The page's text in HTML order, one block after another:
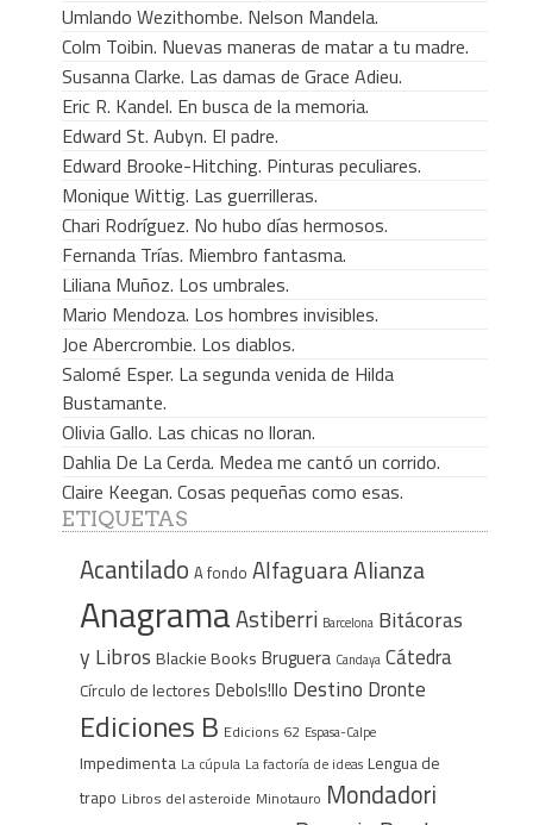
Umlando Wezithombe. Nelson Mandela.
Colm Toibin. Nuevas maneras de matar a tu madre.
Susanna Clarke. Las damas de Grace Adieu.
Eric R. Kandel. En busca de la memoria.
Edward St. Aubyn. El padre.
Edward Brooke-Hitching. Pinturas peculiares.
Monique Wittig. Las guerrilleras.
Chari Rodríguez. No hubo días hermosos.
Fernanda Trías. Miembro fantasma.
Liliana Muñoz. Los umbrales.
Mario Mendoza. Los hombres invisibles.
Joe Abercrombie. Los diablos.
Salomé Esper. La segunda venida de Hilda
Bustamante.
Olivia Gallo. Las chicas no lloran.
Dahlia De La Cerda. Medea me cantó un corrido.
Claire Keegan. Cosas pequeñas como esas.
ETIQUETAS
Acantilado A fondo AlfaguaraAlianza
AnagramaAstiberri Barcelona Bitácoras
y Libros Blackie Books Bruguera Candaya Cátedra
Círculo de lectores Debols!llo Destino Dronte
Ediciones B Edicions 62 Espasa-Calpe
Impedimenta La cúpula La factoría de ideas Lengua de
trapo Libros del asteroide Minotauro Mondadori